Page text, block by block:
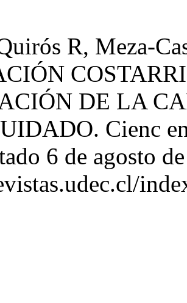
R, Meza-
DE LA
Cienc
6 de agosto